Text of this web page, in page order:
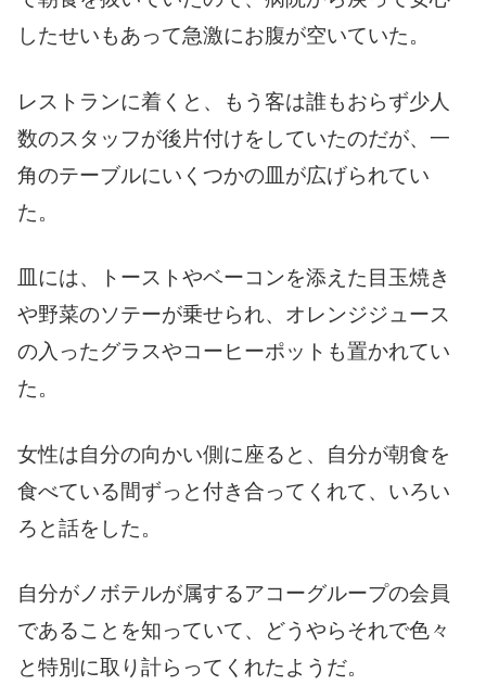
したせいもあって急激にお腹が空いていた。
レストランに着くと、もう客は誰もおらず少人
数のスタッフが後片付けをしていたのだが、一
角のテーブルにいくつかの皿が広げられてい
た。
皿には、トーストやベーコンを添えた目玉焼き
や野菜のソテーが乗せられ、オレンジジュース
の入ったグラスやコーヒーポットも置かれてい
た。
女性は自分の向かい側に座ると、自分が朝食を
食べている間ずっと付き合ってくれて、いろい
ろと話をした。
自分がノボテルが属するアコーグループの会員
であることを知っていて、どうやらそれで色々
と特別に取り計らってくれたようだ。